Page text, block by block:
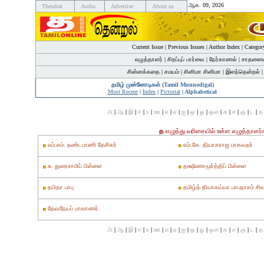
Thendral Audio Advertise About us ஆக. 09, 2026
Current Issue| Previous Issues| Author Index|
எழுத்தாளர் | சிறப்புப் பார்வை | நேர்காணல் |
சின்னக்கதை | சமயம் | சினிமா சினிமா | இளந்தென்றல் |
தமிழ் முன்னோடிகள் (Tamil Munnodigal)
Most Recent | Index | Pictorial | Alphabetical
அ | ஆ | இ | ஈ | உ | ஊ | எ | ஏ | ஐ | ஒ | ஓ | ஔ | க | ச | ஞ | ட | த
த எழுத்து வரிசையில் உள்ள
எம்.எம். தண்டபாணி தேசிகர் எம்.கே. தியாகராஜ பாகவதர்
சு. துரைசாமிப் பிள்ளை தக்ஷிணாமூர்த்திப் பிள்ளை
தபிதா பாபு தமிழ்த் தியாகய்யா பாபநாசம்
தேவநேயப் பாவாணர்
அ | ஆ | இ | ஈ | உ | ஊ | எ | ஏ | ஐ | ஒ | ஓ | ஔ | க | ச | ஞ | ட | த